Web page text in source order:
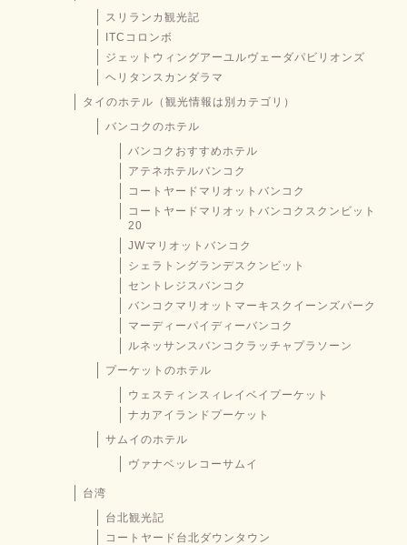
スリランカ観光記
ITCコロンボ
ジェットウィングアーユルヴェーダパビリオンズ
ヘリタンスカンダラマ
タイのホテル（観光情報は別カテゴリ）
バンコクのホテル
バンコクおすすめホテル
アテネホテルバンコク
コートヤードマリオットバンコク
コートヤードマリオットバンコクスクンビット
20
JWマリオットバンコク
シェラトングランデスクンビット
セントレジスバンコク
バンコクマリオットマーキスクイーンズパーク
マーディーパイディーバンコク
ルネッサンスバンコクラッチャプラソーン
プーケットのホテル
ウェスティンスィレイベイプーケット
ナカアイランドプーケット
サムイのホテル
ヴァナベッレコーサムイ
台湾
台北観光記
コートヤード台北ダウンタウン